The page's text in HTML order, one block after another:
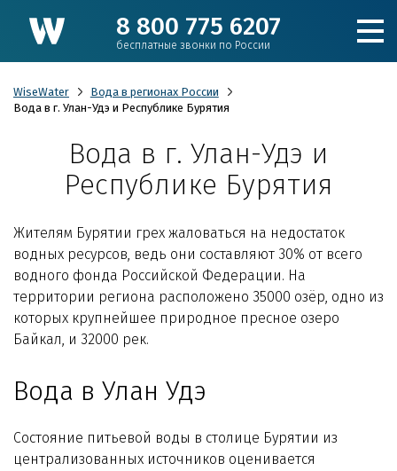
8 800 775 6207
бесплатные звонки по России
Подобрать фильтр
Для коттеджа
Кулеры и пурифайеры
Технологии WiseWater
Стать дилером
WiseWater
Вода в регионах России
Вода в г. Улан-Удэ и Республике Бурятия
Вода в г. Улан-Удэ и
Республике Бурятия
Жителям Бурятии грех жаловаться на недостаток
водных ресурсов, ведь они составляют 30% от всего
водного фонда Российской Федерации. На
территории региона расположено 35000 озёр, одно из
которых крупнейшее природное пресное озеро
Байкал, и 32000 рек.
Вода в Улан Удэ
Состояние питьевой воды в столице Бурятии из
централизованных источников оценивается